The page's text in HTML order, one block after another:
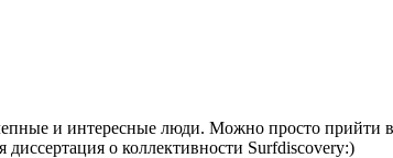
и интересные люди. Можно просто прийти
о коллективности Surfdiscovery:)